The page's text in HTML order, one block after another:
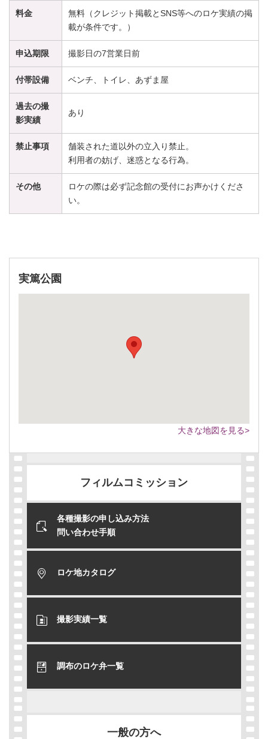
料金
無料（クレジット掲載とSNS等へのロケ実績の掲
載が条件です。）
申込期限 撮影日の7営業日前
付帯設備 ベンチ、トイレ、あずま屋
過去の撮
影実績
あり
禁止事項
舗装された道以外の立入り禁止。
利用者の妨げ、迷惑となる行為。
その他
ロケの際は必ず記念館の受付にお声かけくださ
い。
実篤公園
大きな地図を見る>
フィルムコミッション
各種撮影の申し込み方法
問い合わせ手順
ロケ地カタログ
撮影実績一覧
調布のロケ弁一覧
一般の方へ